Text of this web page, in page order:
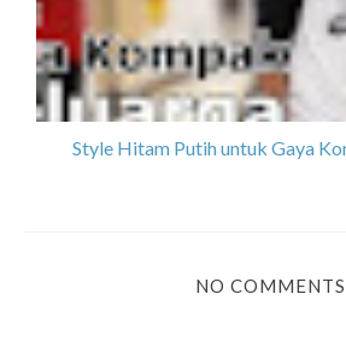
Style Hitam Putih untuk Gaya
NO COMMENTS